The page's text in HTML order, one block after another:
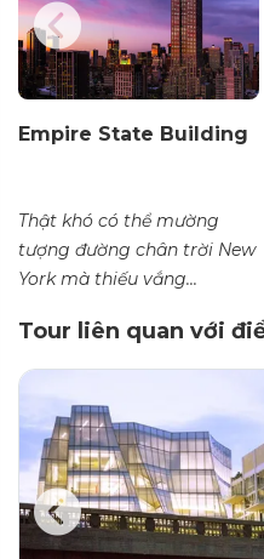
Empire State Building
Thật khó có thể mường
tượng đường chân trời New
York mà thiếu vắng...
Tour liên quan với